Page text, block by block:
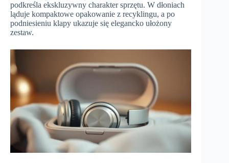
podkreśla ekskluzywny charakter sprzętu. W dłoniach
ląduje kompaktowe opakowanie z recyklingu, a po
podniesieniu klapy ukazuje się elegancko ułożony
zestaw.